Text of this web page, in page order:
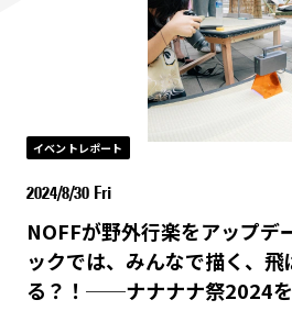
イベントレポート
2024/8/30 Fri
NOFFが野外行楽をアップデ
ックでは、みんなで描く、
る？！──ナナナナ祭2024